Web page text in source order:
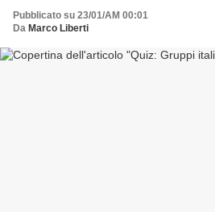
Pubblicato su 23/01/AM 00:01
Da Marco Liberti